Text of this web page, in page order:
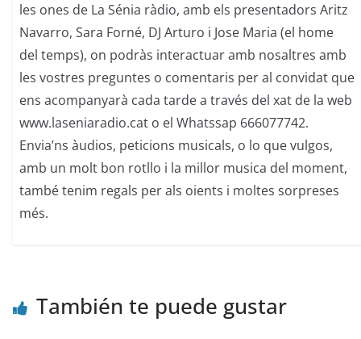
les ones de La Sénia ràdio, amb els presentadors Aritz
Navarro, Sara Forné, DJ Arturo i Jose Maria (el home
del temps), on podràs interactuar amb nosaltres amb
les vostres preguntes o comentaris per al convidat que
ens acompanyarà cada tarde a través del xat de la web
www.laseniaradio.cat o el Whatssap 666077742.
Envia’ns àudios, peticions musicals, o lo que vulgos,
amb un molt bon rotllo i la millor musica del moment,
també tenim regals per als oients i moltes sorpreses
més.
También te puede gustar